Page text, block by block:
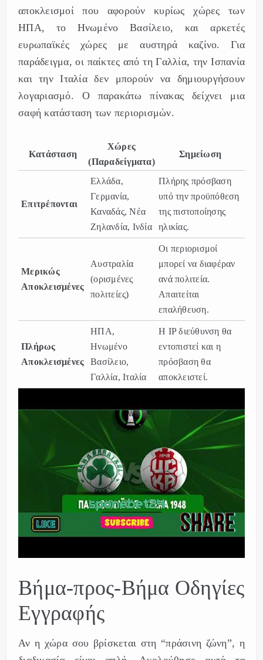
αποκλεισμοί που αφορούν κυρίως χώρες των
ΗΠΑ, το Ηνωμένο Βασίλειο, και αρκετές
ευρωπαϊκές χώρες με αυστηρά καζίνο. Για
παράδειγμα, οι παίκτες από τη Γαλλία, την Ισπανία
και την Ιταλία δεν μπορούν να δημιουργήσουν
λογαριασμό. Ο παρακάτω πίνακας δείχνει μια
σαφή κατάσταση των περιορισμών.
Κατάσταση
Χώρες
(Παραδείγματα)
Σημείωση
Επιτρέπονται
Ελλάδα,
Γερμανία,
Καναδάς, Νέα
Ζηλανδία, Ινδία
Πλήρης πρόσβαση
υπό την προϋπόθεση
της πιστοποίησης
ηλικίας.
Μερικώς
Αποκλεισμένες
Αυστραλία
(ορισμένες
πολιτείες)
Οι περιορισμοί
μπορεί να διαφέραν
ανά πολιτεία.
Απαιτείται
επαλήθευση.
Πλήρως
Αποκλεισμένες
ΗΠΑ,
Ηνωμένο
Βασίλειο,
Γαλλία, Ιταλία
Η IP διεύθυνση θα
εντοπιστεί και η
πρόσβαση θα
αποκλειστεί.
Βήμα-προς-Βήμα Οδηγίες
Εγγραφής
Αν η χώρα σου βρίσκεται στη “πράσινη ζώνη”, η